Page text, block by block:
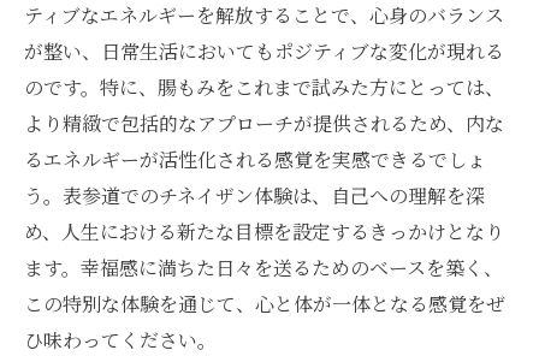
ティブなエネルギーを解放することで、心身のバランス
が整い、日常生活においてもポジティブな変化が現れる
のです。特に、腸もみをこれまで試みた方にとっては、
より精緻で包括的なアプローチが提供されるため、内な
るエネルギーが活性化される感覚を実感できるでしょ
う。表参道でのチネイザン体験は、自己への理解を深
め、人生における新たな目標を設定するきっかけとなり
ます。幸福感に満ちた日々を送るためのベースを築く、
この特別な体験を通じて、心と体が一体となる感覚をぜ
ひ味わってください。